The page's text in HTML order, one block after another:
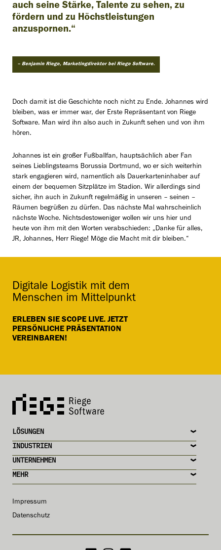
auch seine Stärke, Talente zu sehen, zu
fördern und zu Höchstleistungen
anzuspornen.“
– Benjamin Riege, Marketingdirektor bei Riege Software.
Doch damit ist die Geschichte noch nicht zu Ende. Johannes wird
bleiben, was er immer war, der Erste Repräsentant von Riege
Software. Man wird ihn also auch in Zukunft sehen und von ihm
hören.
Johannes ist ein großer Fußballfan, hauptsächlich aber Fan
seines Lieblingsteams Borussia Dortmund, wo er sich weiterhin
stark engagieren wird, namentlich als Dauerkarteninhaber auf
einem der bequemen Sitzplätze im Stadion. Wir allerdings sind
sicher, ihn auch in Zukunft regelmäßig in unseren – seinen –
Räumen begrüßen zu dürfen. Das nächste Mal wahrscheinlich
nächste Woche. Nichtsdestoweniger wollen wir uns hier und
heute von ihm mit den Worten verabschieden: „Danke für alles,
JR, Johannes, Herr Riege! Möge die Macht mit dir bleiben.“
ERLEBEN SIE SCOPE LIVE. JETZT
PERSÖNLICHE PRÄSENTATION
VEREINBAREN!
Digitale Logistik mit dem
Menschen im Mittelpunkt
MEHR
UNTERNEHMEN
INDUSTRIEN
LÖSUNGEN
Impressum
Datenschutz